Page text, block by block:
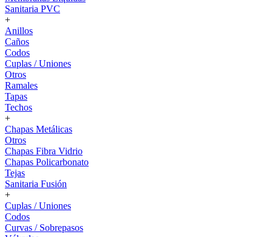
Sanitaria PVC
+
Anillos
Caños
Codos
Cuplas / Uniones
Otros
Ramales
Tapas
Techos
+
Chapas Metálicas
Otros
Chapas Fibra Vidrio
Chapas Policarbonato
Tejas
Sanitaria Fusión
+
Cuplas / Uniones
Codos
Curvas / Sobrepasos